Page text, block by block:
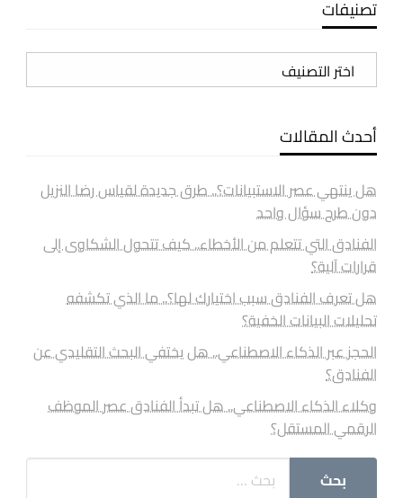
تصنيفات
تصنيفات
أحدث المقالات
هل ينتهي عصر الاستبيانات؟.. طرق جديدة لقياس رضا النزيل
دون طرح سؤال واحد
الفنادق التي تتعلم من الأخطاء.. كيف تتحول الشكاوى إلى
قرارات آلية؟
هل تعرف الفنادق سبب اختيارك لها؟.. ما الذي تكشفه
تحليلات البيانات الخفية؟
الحجز عبر الذكاء الاصطناعي.. هل يختفي البحث التقليدي عن
الفنادق؟
وكلاء الذكاء الاصطناعي.. هل تبدأ الفنادق عصر الموظف
الرقمي المستقل؟